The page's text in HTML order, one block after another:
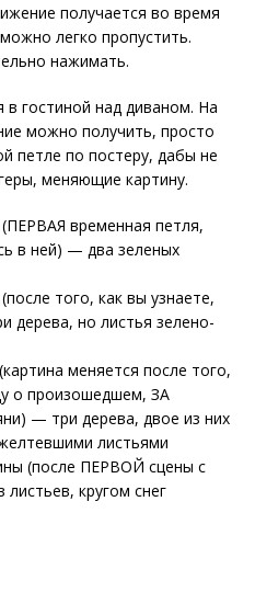
получается во время
легко пропустить.
нажимать.
в гостиной над диваном. На
можно получить, просто
петле по постеру, дабы не
меняющие картину.
временная петля,
в ней) — два зеленых
того, как вы узнаете,
дерева, но листья зелено-
меняется после того,
о произошедшем, ЗА
— три дерева, двое из них
листьями
(после ПЕРВОЙ сцены с
кругом снег